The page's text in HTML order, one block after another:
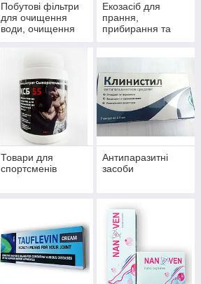
Побутові фільтри
для очищення
води, очищення
опалення
Екозасіб для
прання,
прибирання та
Товари для
спортсменів
Антипаразитні
засоби